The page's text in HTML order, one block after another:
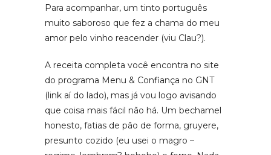
Para acompanhar, um tinto português
muito saboroso que fez a chama do meu
amor pelo vinho reacender (viu Clau?).
A receita completa você encontra no site
do programa Menu & Confiança no GNT
(link aí do lado), mas já vou logo avisando
que coisa mais fácil não há. Um bechamel
honesto, fatias de pão de forma, gruyere,
presunto cozido (eu usei o magro –